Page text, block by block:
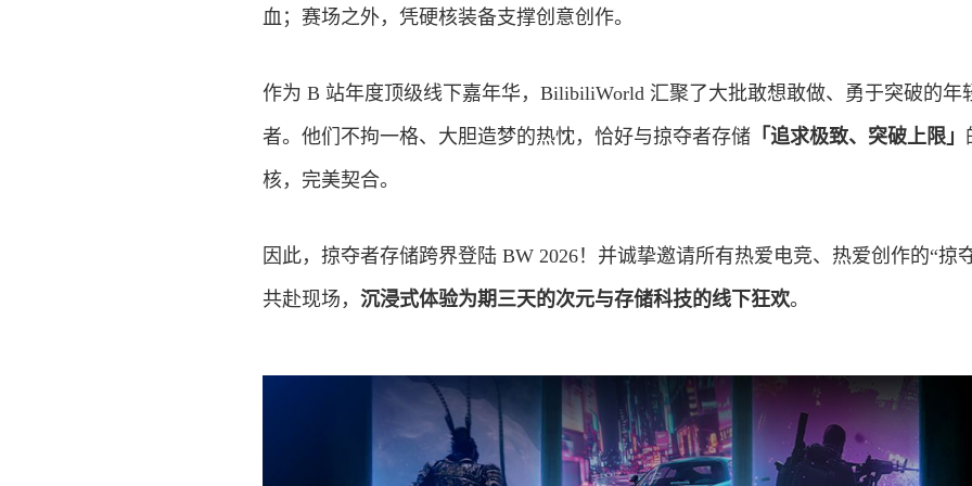
血；赛场之外，凭硬核装备支撑创意创作。
作为 B 站年度顶级线下嘉年华，BilibiliWorld 汇聚了大批敢想敢做、勇于突破的年
者。他们不拘一格、大胆造梦的热忱，恰好与掠夺者存储 「追求极致、突破上限」
核，完美契合。
因此，掠夺者存储跨界登陆 BW 2026！并诚挚邀请所有热爱电竞、热爱创作的“掠
共赴现场， 沉浸式体验为期三天的次元与存储科技的线下狂欢。